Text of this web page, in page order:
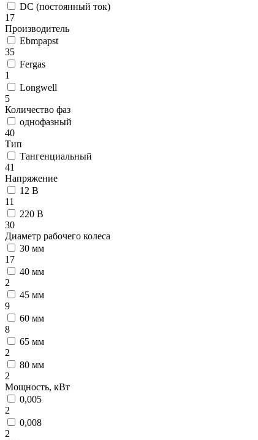
DC (постоянный ток)
17
Производитель
Ebmpapst
35
Fergas
1
Longwell
5
Количество фаз
однофазный
40
Тип
Тангенциальный
41
Напряжение
12 В
11
220 В
30
Диаметр рабочего колеса
30 мм
17
40 мм
2
45 мм
9
60 мм
8
65 мм
2
80 мм
2
Мощность, кВт
0,005
2
0,008
2